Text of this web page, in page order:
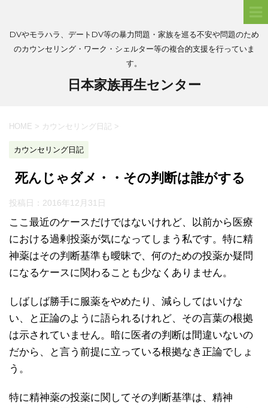
DVやモラハラ、デートDV等の暴力問題・家族を巡る不安や問題のため
のカウンセリング・ワーク・シェルター等の複合的支援を行っていま
す。
日本家族再生センター
HOME > カウンセリング日記 >
カウンセリング日記
死んじゃダメ・・その判断は誰がする
投稿日： 2016年12月31日
ここ最近のケースだけではないけれど、以前から医療
における過剰投薬が気になってしまう私です。特に精
神薬はその判断基準も曖昧で、何のための投薬か疑問
になるケースに関わることも少なくありません。
しばしば勝手に服薬をやめたり、減らしてはいけな
い、と正論のように語られるけれど、その言葉の根拠
は示されていません。暗に医者の判断は間違いないの
だから、と言う前提に立っている根拠なき正論でしょ
う。
特に精神薬の投薬に関してその判断基準は、精神